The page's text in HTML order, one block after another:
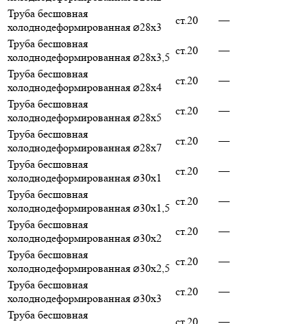
Труба бесшовная
холоднодеформированная ⌀28х3
ст.20
—
Труба бесшовная
холоднодеформированная ⌀28х3,5
ст.20
—
Труба бесшовная
холоднодеформированная ⌀28х4
ст.20
—
Труба бесшовная
холоднодеформированная ⌀28х5
ст.20
—
Труба бесшовная
холоднодеформированная ⌀28х7
ст.20
—
Труба бесшовная
холоднодеформированная ⌀30х1
ст.20
—
Труба бесшовная
холоднодеформированная ⌀30х1,5
ст.20
—
Труба бесшовная
холоднодеформированная ⌀30х2
ст.20
—
Труба бесшовная
холоднодеформированная ⌀30х2,5
ст.20
—
Труба бесшовная
холоднодеформированная ⌀30х3
ст.20
—
Труба бесшовная